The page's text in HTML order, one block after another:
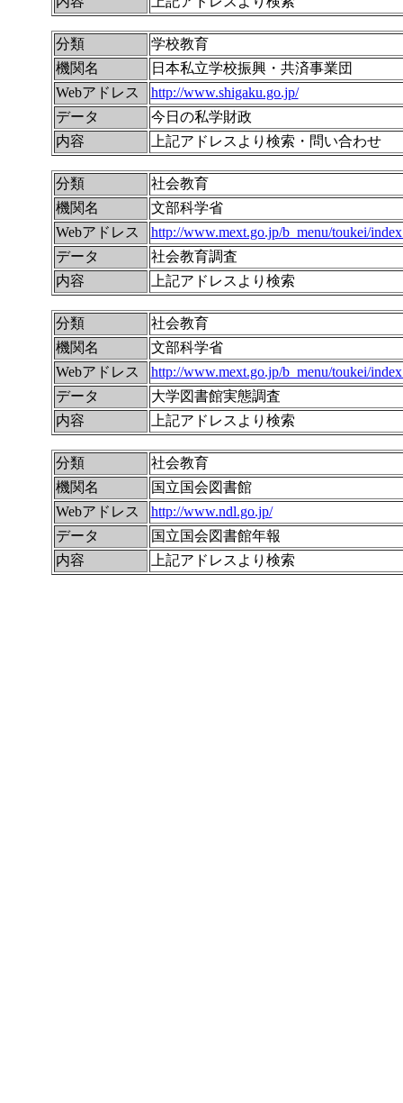
分類
学校教育
機関名
日本私立学校振興・共済事業団
Webアドレス
http://www.shigaku.go.jp/
データ
今日の私学財政
内容
上記アドレスより検索・問い合わせ
分類
社会教育
機関名
文部科学省
Webアドレス
http://www.mext.go.jp/b_menu/toukei/
データ
社会教育調査
内容
上記アドレスより検索
分類
社会教育
機関名
文部科学省
Webアドレス
http://www.mext.go.jp/b_menu/toukei/
データ
大学図書館実態調査
内容
上記アドレスより検索
分類
社会教育
機関名
国立国会図書館
Webアドレス
http://www.ndl.go.jp/
データ
国立国会図書館年報
内容
上記アドレスより検索